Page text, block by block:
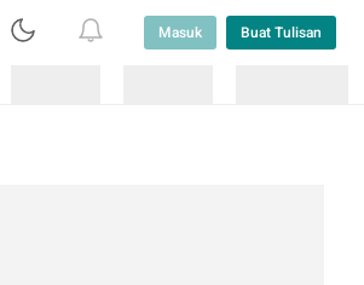
Masuk Buat Tulisan